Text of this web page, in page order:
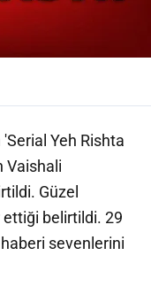
Yeh Rishta
Vaishali
Güzel
belirtildi. 29
sevenlerini